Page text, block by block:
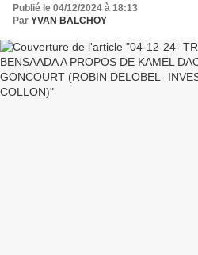
Publié le 04/12/2024 à 18:13
Par YVAN BALCHOY